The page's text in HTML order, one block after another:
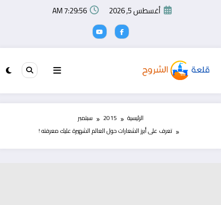
أغسطس 5, 2026 7:29:56 AM
الرئيسية 2015
سبتمبر
تعرف على أبرز الشعارات حول العالم الشهيرة عليك معرفته !